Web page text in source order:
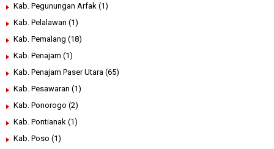
Kab. Pegunungan Arfak (1)
Kab. Pelalawan (1)
Kab. Pemalang (18)
Kab. Penajam (1)
Kab. Penajam Paser Utara (65)
Kab. Pesawaran (1)
Kab. Ponorogo (2)
Kab. Pontianak (1)
Kab. Poso (1)